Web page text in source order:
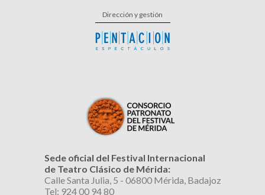
Dirección y gestión
Sede oficial del Festival Internacional
de Teatro Clásico de Mérida:
Calle Santa Julia, 5 - 06800 Mérida, Badajoz
Tel: 924 00 94 80